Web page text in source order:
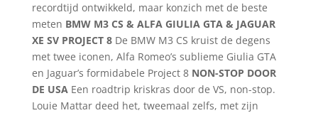
recordtijd ontwikkeld, maar konzich met de beste
meten BMW M3 CS & ALFA GIULIA GTA & JAGUAR
XE SV PROJECT 8 De BMW M3 CS kruist de degens
met twee iconen, Alfa Romeo’s sublieme Giulia GTA
en Jaguar’s formidabele Project 8 NON-STOP DOOR
DE USA Een roadtrip kriskras door de VS, non-stop.
Louie Mattar deed het, tweemaal zelfs, met zijn